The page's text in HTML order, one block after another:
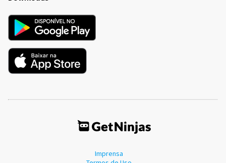
Imprensa